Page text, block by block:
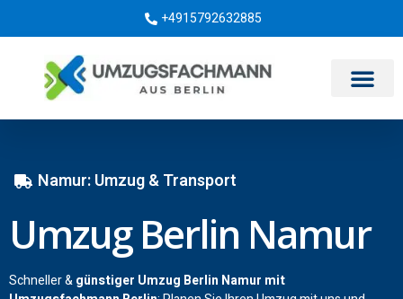
+4915792632885
Namur: Umzug & Transport
Umzug Berlin Namur
Schneller &günstiger Umzug Berlin Namur mit